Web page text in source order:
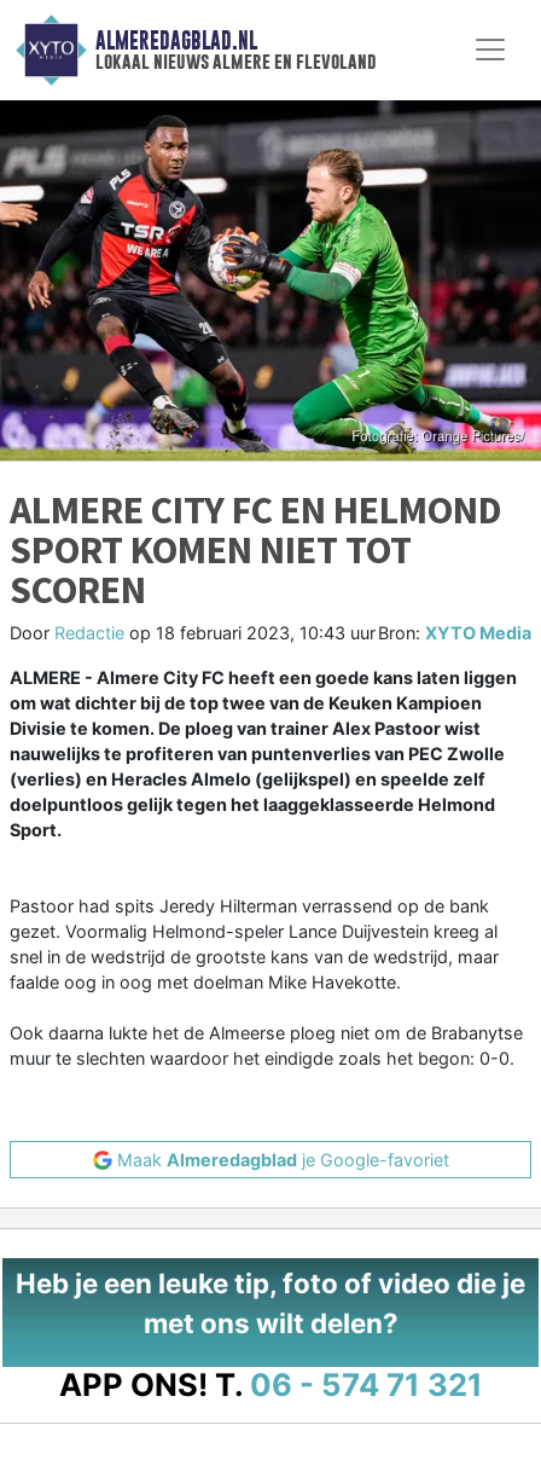
ALMEREDAGBLAD.NL
lokaal nieuws almere en flevoland
ALMERE CITY FC EN HELMOND
SPORT KOMEN NIET TOT
SCOREN
Door Redactie op 18 februari 2023, 10:43 uurBron: XYTO Media
ALMERE - Almere City FC heeft een goede kans laten liggen
om wat dichter bij de top twee van de Keuken Kampioen
Divisie te komen. De ploeg van trainer Alex Pastoor wist
nauwelijks te profiteren van puntenverlies van PEC Zwolle
(verlies) en Heracles Almelo (gelijkspel) en speelde zelf
doelpuntloos gelijk tegen het laaggeklasseerde Helmond
Sport.
Pastoor had spits Jeredy Hilterman verrassend op de bank
gezet. Voormalig Helmond-speler Lance Duijvestein kreeg al
snel in de wedstrijd de grootste kans van de wedstrijd, maar
faalde oog in oog met doelman Mike Havekotte.
Ook daarna lukte het de Almeerse ploeg niet om de Brabanytse
muur te slechten waardoor het eindigde zoals het begon: 0-0.
Maak Almeredagbladje Google-favoriet
Heb je een leuke tip, foto of video die je
met ons wilt delen?
APP ONS! T. 06 - 574 71 321